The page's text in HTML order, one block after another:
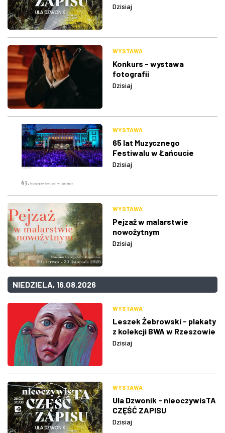
Dzisiaj
WYSTAWA
Konkurs - wystawa
fotografii
Dzisiaj
WYSTAWA
65 lat Muzycznego
Festiwalu w Łańcucie
Dzisiaj
WYSTAWA
Pejzaż w malarstwie
nowożytnym
Dzisiaj
NIEDZIELA, 16.08.2026
WYSTAWA
Leszek Żebrowski - plakaty
z kolekcji BWA w Rzeszowie
Dzisiaj
WYSTAWA
Ula Dzwonik - nieoczywisTA
CZĘŚĆ ZAPISU
Dzisiaj